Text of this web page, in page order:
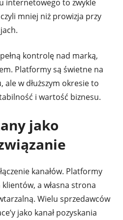
internetowego to zwykle
mniej niż prowizja przy
kontrolę nad marką,
Platformy są świetne na
w dłuższym okresie to
i wartość biznesu.
jako
kanałów. Platformy
a własna strona
Wielu sprzedawców
jako kanał pozyskania